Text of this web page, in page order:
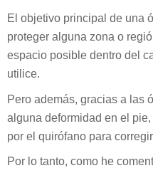
El objetivo principal de una
proteger alguna zona o
espacio posible dentro del
utilice.
Pero además, gracias a las
alguna deformidad en el
por el quirófano para
Por lo tanto, como he